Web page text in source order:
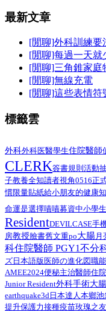
最新文章
[閒聊]外科訓練要
[閒聊]每過一天
[閒聊]三角錐家庭
[閒聊]無線充電
[閒聊]這些表情
標籤雲
外科外科医醫學生住院醫師
CLERK簽書規則 活動
子教養全知讀者視角0516正
慣限量貼紙給小朋友的健康
命運是選擇嘖嘖募資中小學生
ResidentDEVILCASE手
房教授臉書舊文重po大腸 月
科住院醫師 PGY1不分
ズ日本語版医師の進化図職
AMEE2024便秘主治醫師住
Junior Resident外科手術大
earthquake3d 日本達人本鄉池
提升保護力接種疫苗玫瑰之友